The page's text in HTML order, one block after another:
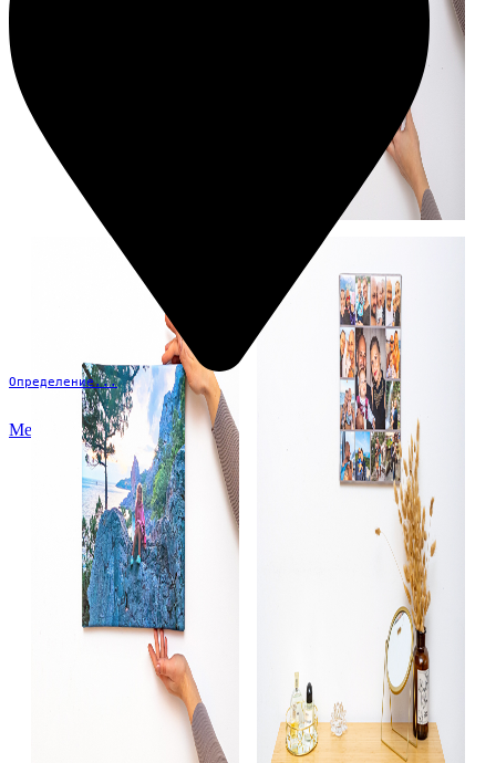
Определение...
Меню